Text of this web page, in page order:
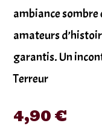
ambiance sombre
amateurs
garantis. Un
Terreur
4,90€